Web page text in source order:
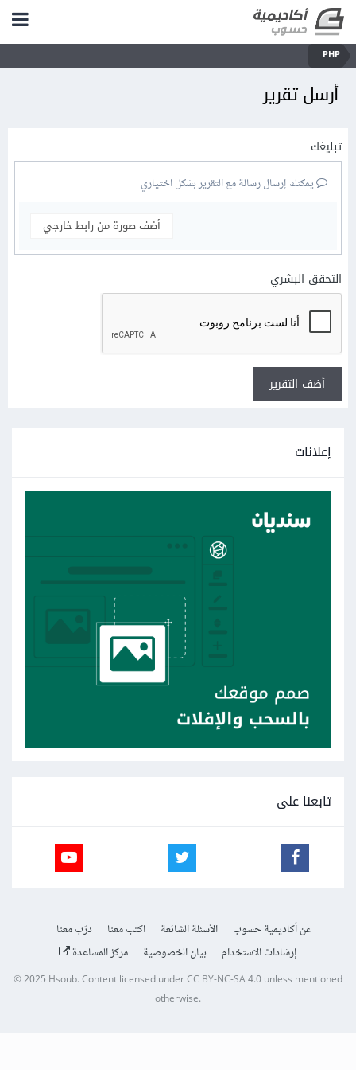
PHP
أرسل تقرير
تبليغك
يمكنك إرسال رسالة مع التقرير بشكل اختياري
أضف صورة من رابط خارجي
التحقق البشري
أضف التقرير
إعلانات
تابعنا على
عن أكاديمية حسوب الأسئلة الشائعة اكتب معنا
درّب معنا
إرشادات الاستخدام
بيان الخصوصية مركز المساعدة
© 2025 Hsoub.Content licensed underCC BY-NC-SA 4.0unless mentioned
otherwise.